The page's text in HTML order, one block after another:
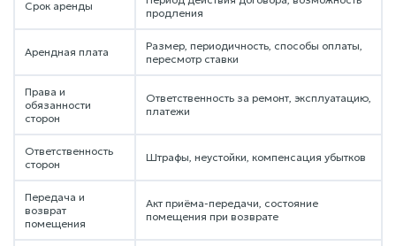
Срок аренды
продления
Арендная плата
Размер, периодичность, способы оплаты,
пересмотр ставки
Права и
обязанности
сторон
Ответственность за ремонт, эксплуатацию,
платежи
Ответственность
сторон
Штрафы, неустойки, компенсация убытков
Передача и
возврат
помещения
Акт приёма-передачи, состояние
помещения при возврате